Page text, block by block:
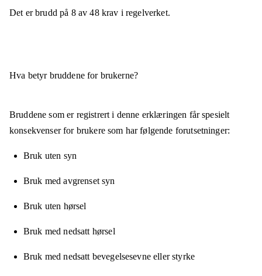
Det er brudd på 8av48krav i regelverket.
Hva betyr bruddene for brukerne?
Bruddene som er registrert i denne erklæringen får spesielt
konsekvenser for brukere som har følgende forutsetninger:
Bruk uten syn
Bruk med avgrenset syn
Bruk uten hørsel
Bruk med nedsatt hørsel
Bruk med nedsatt bevegelsesevne eller styrke